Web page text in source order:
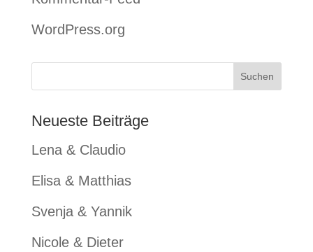
WordPress.org
Neueste Beiträge
Lena & Claudio
Elisa & Matthias
Svenja & Yannik
Nicole & Dieter